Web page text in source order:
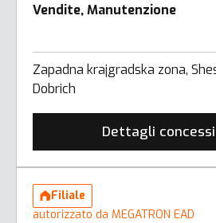
Vendite, Manutenzione
Zapadna krajgradska zona,
Dobrich
Dettagli
Filiale
autorizzato da MEGATRON EAD